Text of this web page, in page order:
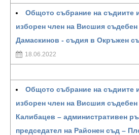
Общото събрание на съдиите
изборен член на Висшия
Дамаскинов - съдия в Окръжен
18.06.2022
Общото събрание на съдиите
изборен член на Висшия
Калибацев – административен
председател на Районен съд –